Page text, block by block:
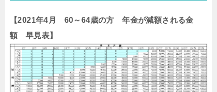
【2021年4月 60～64歳の方 年金が減額される金
額 早見表】